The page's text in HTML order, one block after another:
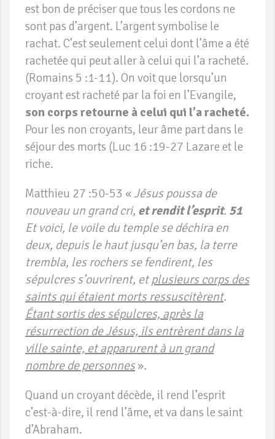
est bon de préciser que tous les cordons ne
sont pas d’argent. L’argent symbolise le
rachat. C’est seulement celui dont l’âme a été
rachetée qui peut aller à celui qui l’a racheté.
(Romains 5 :1-11). On voit que lorsqu’un
croyant est racheté par la foi en l’Evangile,
son corps retourne à celui qui l’a racheté.
Pour les non croyants, leur âme part dans le
séjour des morts (Luc 16 :19-27 Lazare et le
riche.
Matthieu 27 :50-53 «Jésus poussa de
nouveau un grand cri, et rendit l’esprit. 51
Et voici, le voile du temple se déchira en
deux, depuis le haut jusqu’en bas, la terre
trembla, les rochers se fendirent, les
sépulcres s’ouvrirent, etplusieurs corps des
saints qui étaient morts ressuscitèrent.
Étant sortis des sépulcres, après la
résurrection de Jésus, ils entrèrent dans la
ville sainte, et apparurent à un grand
nombre de personnes».
Quand un croyant décède, il rend l’esprit
c’est-à-dire, il rend l’âme, et va dans le saint
d’Abraham.